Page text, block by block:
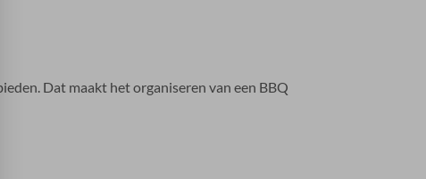
Dat maakt het organiseren van een BBQ